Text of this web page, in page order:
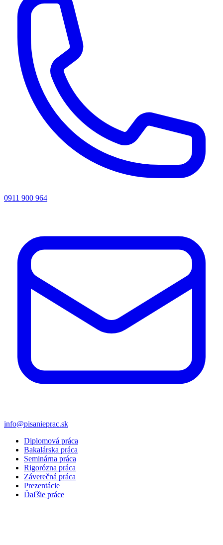
0911 900 964
info@pisanieprac.sk
Diplomová práca
Bakalárska práca
Seminárna práca
Rigorózna práca
Záverečná práca
Prezentácie
Ďaľšie práce